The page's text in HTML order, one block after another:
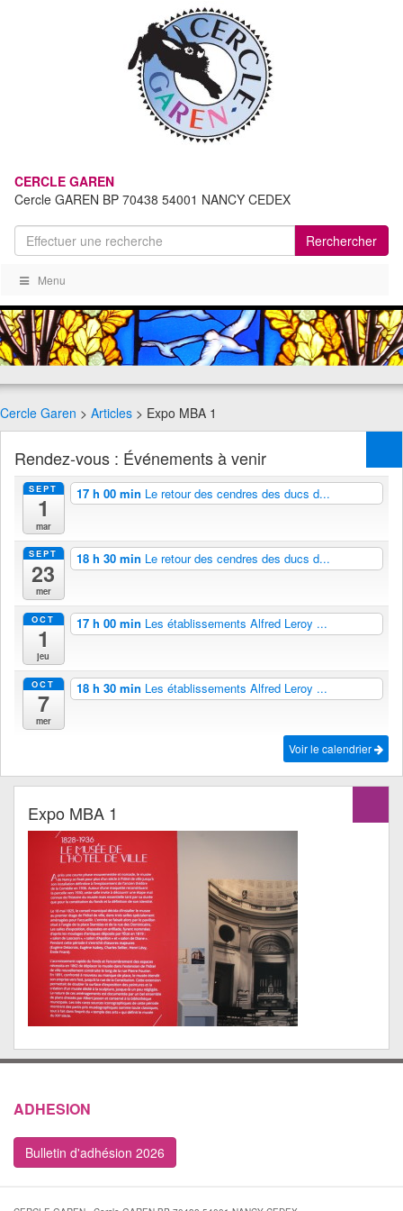
CERCLE GAREN
Cercle GAREN BP 70438 54001 NANCY CEDEX
Rerchercher
Menu
Cercle Garen > Articles > Expo MBA 1
Rendez-vous : Événements à venir
SEPT
1
mar
17 h 00 min Le retour des cendres des ducs d...
SEPT
23
mer
18 h 30 min Le retour des cendres des ducs d...
OCT
1
jeu
17 h 00 min Les établissements Alfred Leroy ...
OCT
7
mer
18 h 30 min Les établissements Alfred Leroy ...
Voir le calendrier
Expo MBA 1
ADHESION
Bulletin d'adhésion 2026